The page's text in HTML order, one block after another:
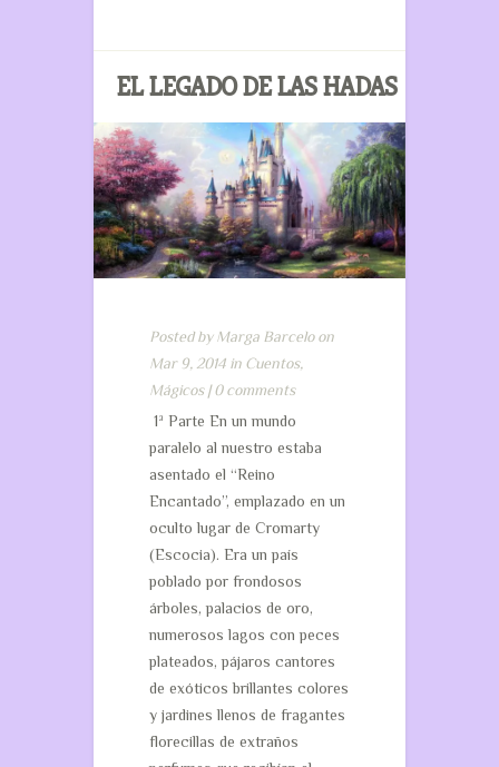
EL LEGADO DE LAS HADAS
Posted byMarga Barceloon
Mar 9, 2014 in Cuentos,
Mágicos|0 comments
1ª Parte En un mundo
paralelo al nuestro estaba
asentado el “Reino
Encantado”, emplazado en un
oculto lugar de Cromarty
(Escocia). Era un país
poblado por frondosos
árboles, palacios de oro,
numerosos lagos con peces
plateados, pájaros cantores
de exóticos brillantes colores
y jardines llenos de fragantes
florecillas de extraños